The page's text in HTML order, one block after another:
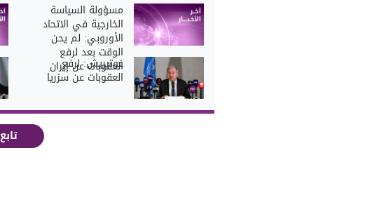
مسؤولة السياسة
الخارجية في الاتحاد
الأوروبي: لم يحن
الوقت بعد لرفع
العقوبات عن إيران
غوتيريش: لرفع
العقوبات عن سزريا
تابع